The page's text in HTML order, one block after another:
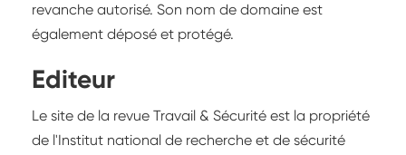
revanche autorisé. Son nom de domaine est
également déposé et protégé.
Editeur
Le site de la revue Travail & Sécurité est la propriété
de l'Institut national de recherche et de sécurité